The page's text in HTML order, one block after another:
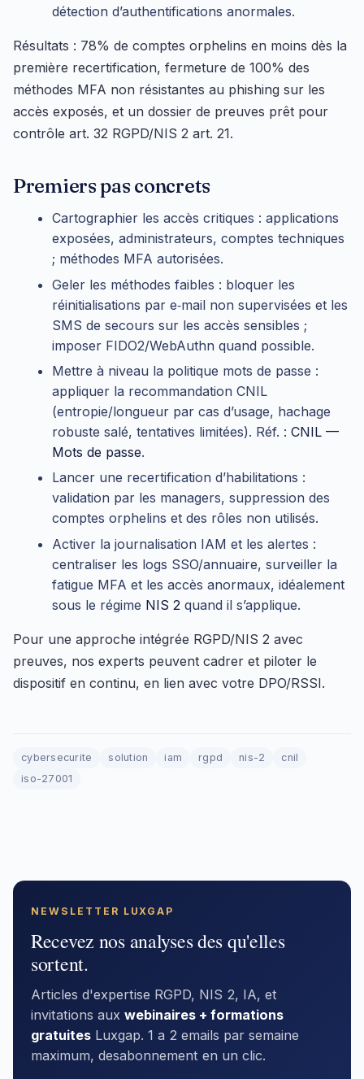
détection d’authentifications anormales.
Résultats : 78% de comptes orphelins en moins dès la
première recertification, fermeture de 100% des
méthodes MFA non résistantes au phishing sur les
accès exposés, et un dossier de preuves prêt pour
contrôle art. 32 RGPD/NIS 2 art. 21.
Premiers pas concrets
Cartographier les accès critiques : applications
exposées, administrateurs, comptes techniques
; méthodes MFA autorisées.
Geler les méthodes faibles : bloquer les
réinitialisations par e‑mail non supervisées et les
SMS de secours sur les accès sensibles ;
imposer FIDO2/WebAuthn quand possible.
Mettre à niveau la politique mots de passe :
appliquer la recommandation CNIL
(entropie/longueur par cas d’usage, hachage
robuste salé, tentatives limitées). Réf. : CNIL —
Mots de passe.
Lancer une recertification d’habilitations :
validation par les managers, suppression des
comptes orphelins et des rôles non utilisés.
Activer la journalisation IAM et les alertes :
centraliser les logs SSO/annuaire, surveiller la
fatigue MFA et les accès anormaux, idéalement
sous le régime NIS 2 quand il s’applique.
Pour une approche intégrée RGPD/NIS 2 avec
preuves, nos experts peuvent cadrer et piloter le
dispositif en continu, en lien avec votre DPO/RSSI.
cybersecurite solution iam rgpd nis-2
cnil
iso-27001
NEWSLETTER LUXGAP
Recevez nos analyses des qu'elles
sortent.
Articles d'expertise RGPD, NIS 2, IA, et
invitations aux webinaires + formations
gratuites Luxgap. 1 a 2 emails par semaine
maximum, desabonnement en un clic.